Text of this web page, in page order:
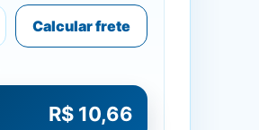
Calcular frete
R$ 10,66